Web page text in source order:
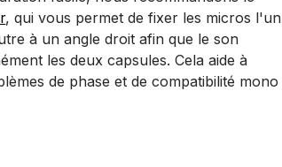
, qui vous permet de fixer les micros l'un
à un angle droit afin que le son
les deux capsules. Cela aide à
de phase et de compatibilité mono